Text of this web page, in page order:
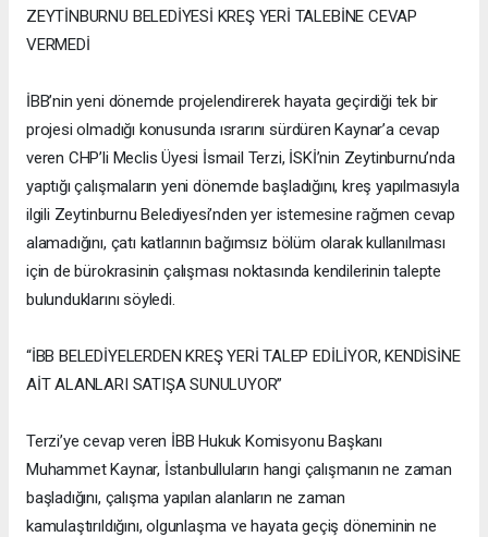
ZEYTİNBURNU BELEDİYESİ KREŞ YERİ TALEBİNE CEVAP
VERMEDİ
İBB’nin yeni dönemde projelendirerek hayata geçirdiği tek bir
projesi olmadığı konusunda ısrarını sürdüren Kaynar’a cevap
veren CHP’li Meclis Üyesi İsmail Terzi, İSKİ’nin Zeytinburnu’nda
yaptığı çalışmaların yeni dönemde başladığını, kreş yapılmasıyla
ilgili Zeytinburnu Belediyesi’nden yer istemesine rağmen cevap
alamadığını, çatı katlarının bağımsız bölüm olarak kullanılması
için de bürokrasinin çalışması noktasında kendilerinin talepte
bulunduklarını söyledi.
“İBB BELEDİYELERDEN KREŞ YERİ TALEP EDİLİYOR, KENDİSİNE
AİT ALANLARI SATIŞA SUNULUYOR”
Terzi’ye cevap veren İBB Hukuk Komisyonu Başkanı
Muhammet Kaynar, İstanbulluların hangi çalışmanın ne zaman
başladığını, çalışma yapılan alanların ne zaman
kamulaştırıldığını, olgunlaşma ve hayata geçiş döneminin ne